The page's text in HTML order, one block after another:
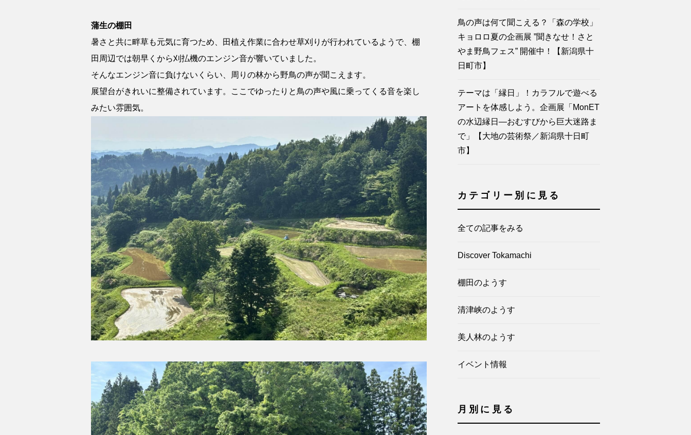
蒲生の棚田
暑さと共に畔草も元気に育つため、田植え作業に合わせ草刈りが行われているようで、棚
田周辺では朝早くから刈払機のエンジン音が響いていました。
そんなエンジン音に負けないくらい、周りの林から野鳥の声が聞こえます。
展望台がきれいに整備されています。ここでゆったりと鳥の声や風に乗ってくる音を楽し
みたい雰囲気。
鳥の声は何て聞こえる？「森の学校」
キョロロ夏の企画展 ”聞きなせ！さと
やま野鳥フェス” 開催中！【新潟県十
日町市】
テーマは「縁日」！カラフルで遊べる
アートを体感しよう。企画展「MonET
の水辺縁日―おむすびから巨大迷路ま
で」【大地の芸術祭／新潟県十日町
市】
カテゴリー別に見る
全ての記事をみる
Discover Tokamachi
棚田のようす
清津峡のようす
美人林のようす
イベント情報
月別に見る